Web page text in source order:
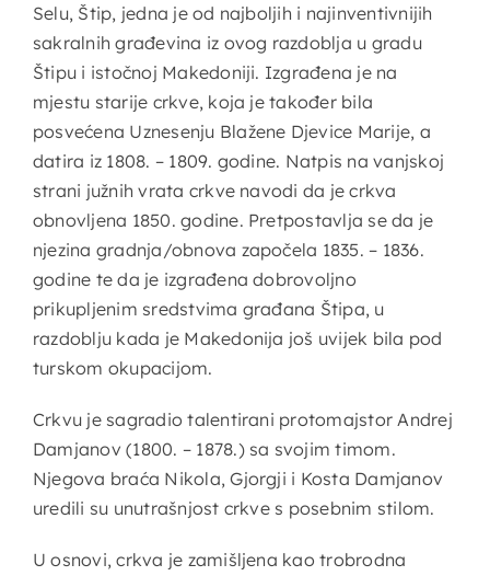
Selu, Štip, jedna je od najboljih i najinventivnijih
sakralnih građevina iz ovog razdoblja u gradu
Štipu i istočnoj Makedoniji. Izgrađena je na
mjestu starije crkve, koja je također bila
posvećena Uznesenju Blažene Djevice Marije, a
datira iz 1808. – 1809. godine. Natpis na vanjskoj
strani južnih vrata crkve navodi da je crkva
obnovljena 1850. godine. Pretpostavlja se da je
njezina gradnja/obnova započela 1835. – 1836.
godine te da je izgrađena dobrovoljno
prikupljenim sredstvima građana Štipa, u
razdoblju kada je Makedonija još uvijek bila pod
turskom okupacijom.
Crkvu je sagradio talentirani protomajstor Andrej
Damjanov (1800. – 1878.) sa svojim timom.
Njegova braća Nikola, Gjorgji i Kosta Damjanov
uredili su unutrašnjost crkve s posebnim stilom.
U osnovi, crkva je zamišljena kao trobrodna